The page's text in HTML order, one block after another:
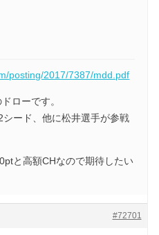
posting/2017/7387/mdd.pdf
ローです。
ード、他に松井選手が参戦
と高額CHなので期待したい
#72701